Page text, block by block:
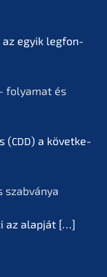
az egyik legfon­
folyamat és
(CDD) a követ­ke­
szabvá­nya
az alapját […]